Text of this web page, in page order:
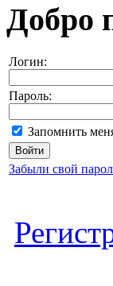
Добро
Логин:
Пароль:
Запомнить
Забыли свой